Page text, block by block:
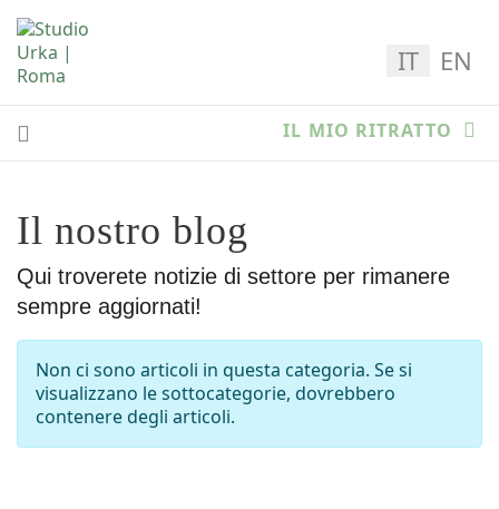
Seleziona
IT EN
IL MIO RITRATTO
Il nostro blog
Qui troverete notizie di settore per rimanere
sempre aggiornati!
Info
Non ci sono articoli in questa categoria. Se si
visualizzano le sottocategorie, dovrebbero
contenere degli articoli.